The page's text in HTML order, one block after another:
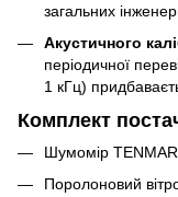
загальних
Акустичного
періодичної
1 кГц)
Комплект
Шумомір
Поролоновий